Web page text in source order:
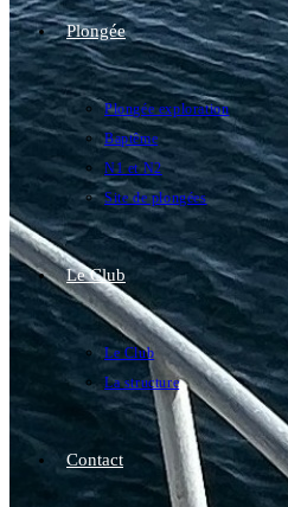
Plongée
Plongée exploration
Baptême
N1 et N2
Site de plongées
Le Club
Le Club
La structure
Contact